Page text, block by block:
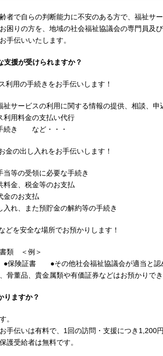
者で自らの判断能力に不安のある方で、福祉サ
困りの方を、地域の社会福祉協議会の専門員及
手伝いいたします。
支援が受けられますか？
利用の手続きをお手伝いします！
祉サービスの利用に関する情報の提供、相談、申
利用料金の支払い代行
続き など・・・
金の出し入れをお手伝いします！
当等の受領に必要な手続き
料金、税金等のお支払
金のお支払
入れ、また預貯金の解約等の手続き
どを安全な場所でお預かりします！
類 ＜例＞
険証書 ●その他社会福祉協議会が適当と認
骨董品、貴金属類や有価証券などはお預かりでき
りますか？
。
手伝いは有料で、1回の訪問・支援につき1,200円
護受給者は無料です。